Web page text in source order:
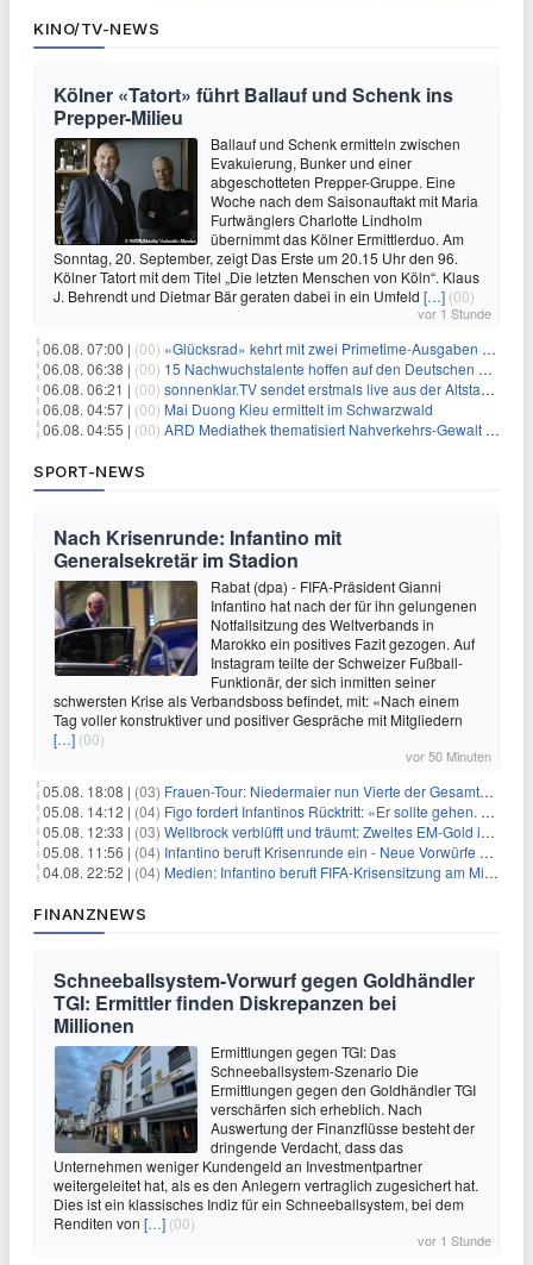
KINO/TV-NEWS
Kölner «Tatort» führt Ballauf und Schenk ins
Prepper-Milieu
Ballauf und Schenk ermitteln zwischen
Evakuierung, Bunker und einer
abgeschotteten Prepper-Gruppe. Eine
Woche nach dem Saisonauftakt mit Maria
Furtwänglers Charlotte Lindholm
übernimmt das Kölner Ermittlerduo. Am
Sonntag, 20. September, zeigt Das Erste um 20.15 Uhr den 96.
Kölner Tatort mit dem Titel „Die letzten Menschen von Köln“. Klaus
J. Behrendt und Dietmar Bär geraten dabei in ein Umfeld […] (00)
vor 1 Stunde
06.08. 07:00 | (00) «Glücksrad» kehrt mit zwei Primetime-Ausgaben zurück
06.08. 06:38 | (00) 15 Nachwuchstalente hoffen auf den Deutschen Radiopreis
06.08. 06:21 | (00) sonnenklar.TV sendet erstmals live aus der Altstadt von Side
06.08. 04:57 | (00) Mai Duong Kieu ermittelt im Schwarzwald
06.08. 04:55 | (00) ARD Mediathek thematisiert Nahverkehrs-Gewalt und Soldatinnen
SPORT-NEWS
Nach Krisenrunde: Infantino mit
Generalsekretär im Stadion
Rabat (dpa) - FIFA-Präsident Gianni
Infantino hat nach der für ihn gelungenen
Notfallsitzung des Weltverbands in
Marokko ein positives Fazit gezogen. Auf
Instagram teilte der Schweizer Fußball-
Funktionär, der sich inmitten seiner
schwersten Krise als Verbandsboss befindet, mit: «Nach einem
Tag voller konstruktiver und positiver Gespräche mit Mitgliedern
[…] (00)
vor 50 Minuten
05.08. 18:08 | (03) Frauen-Tour: Niedermaier nun Vierte der Gesamtwertung
05.08. 14:12 | (04) Figo fordert Infantinos Rücktritt: «Er sollte gehen. Jetzt»
05.08. 12:33 | (03) Wellbrock verblüfft und träumt: Zweites EM-Gold in Paris
05.08. 11:56 | (04) Infantino beruft Krisenrunde ein - Neue Vorwürfe gegen FIFA
04.08. 22:52 | (04) Medien: Infantino beruft FIFA-Krisensitzung am Mittwoch ein
FINANZNEWS
Schneeballsystem-Vorwurf gegen Goldhändler
TGI: Ermittler finden Diskrepanzen bei
Millionen
Ermittlungen gegen TGI: Das
Schneeballsystem-Szenario Die
Ermittlungen gegen den Goldhändler TGI
verschärfen sich erheblich. Nach
Auswertung der Finanzflüsse besteht der
dringende Verdacht, dass das
Unternehmen weniger Kundengeld an Investmentpartner
weitergeleitet hat, als es den Anlegern vertraglich zugesichert hat.
Dies ist ein klassisches Indiz für ein Schneeballsystem, bei dem
Renditen von […] (00)
vor 1 Stunde